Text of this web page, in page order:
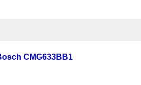
CMG633BB1